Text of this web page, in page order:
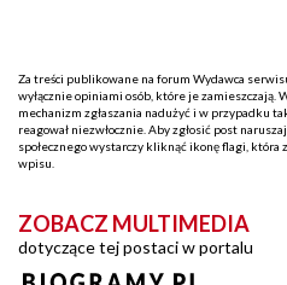
Za treści publikowane na forum Wydawca
wyłącznie opiniami osób, które je zamieszczają.
mechanizm zgłaszania nadużyć i w przypadku
reagował niezwłocznie. Aby zgłosić post
społecznego wystarczy kliknąć ikonę flagi,
wpisu.
ZOBACZ MULTIMEDIA
dotyczące tej postaci w portalu